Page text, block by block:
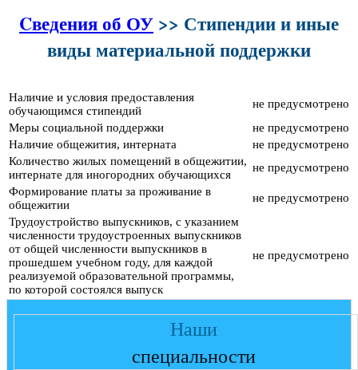
Cведения об ОУ >> Стипендии и иные
виды материальной поддержки
Наличие и условия предоставления
обучающимся стипендий
не предусмотрено
Меры социальной поддержки
не предусмотрено
Наличие общежития, интерната
не предусмотрено
Количество жилых помещений в общежитии,
интернате для иногородних обучающихся
не предусмотрено
Формирование платы за проживание в
общежитии
не предусмотрено
Трудоустройство выпускников, с указанием
численности трудоустроенных выпускников
от общей численности выпускников в
прошедшем учебном году, для каждой
реализуемой образовательной программы,
по которой состоялся выпуск
не предусмотрено
Наши
специальности